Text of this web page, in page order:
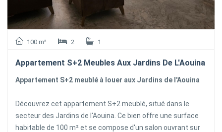
100 m² 2 1
Appartement S+2 Meubles Aux Jardins De L'Aouina
Appartement S+2 meublé à louer aux Jardins de l'Aouina
Découvrez cet appartement S+2 meublé, situé dans le
secteur des Jardins de l'Aouina. Ce bien offre une surface
habitable de 100 m² et se compose d'un salon ouvrant sur